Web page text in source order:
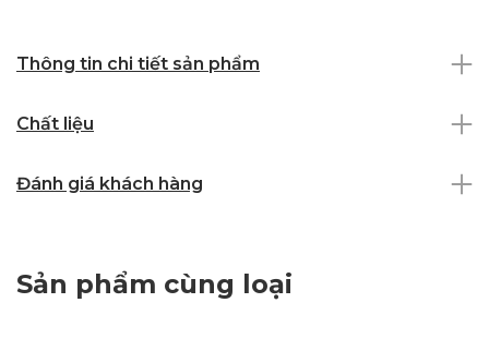
Thông tin chi tiết sản phẩm
Chất liệu
Đánh giá khách hàng
Sản phẩm cùng loại